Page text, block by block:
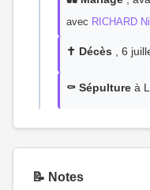
avec RICHARD
✝️ Décès , 6
⚰️ Sépulture à
📝 Notes